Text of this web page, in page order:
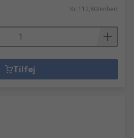
Kr. 112,80/enhed
Tilføj